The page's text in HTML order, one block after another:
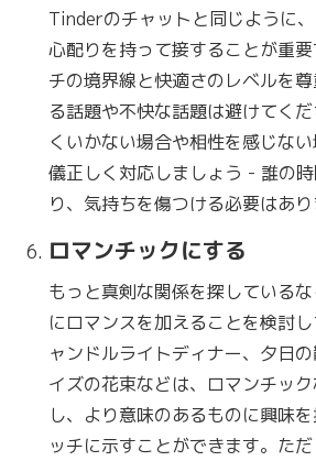
Tinderのチャットと同じように
心配りを持って接することが重
チの境界線と快適さのレベルを
る話題や不快な話題は避けてく
くいかない場合や相性を感じな
儀正しく対応しましょう - 誰の
り、気持ちを傷つける必要はあり
ロマンチックにする
もっと真剣な関係を探している
にロマンスを加えることを検討
ャンドルライトディナー、夕日
イズの花束などは、ロマンチッ
し、より意味のあるものに興味
ッチに示すことができます。た